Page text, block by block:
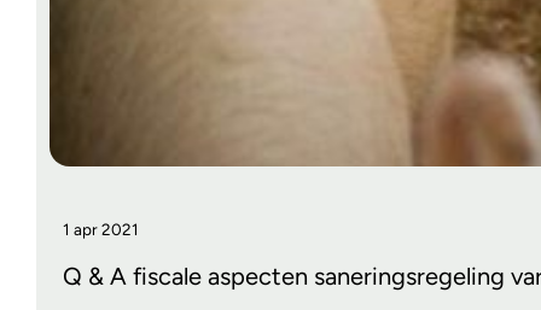
1 apr 2021
Q & A fiscale aspecten saneringsregeling